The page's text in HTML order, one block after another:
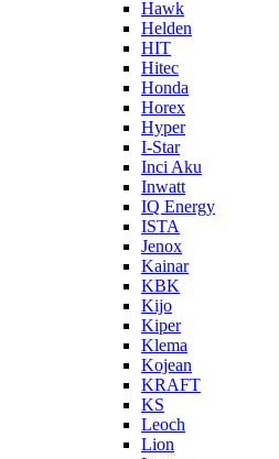
Hawk
Helden
HIT
Hitec
Honda
Horex
Hyper
I-Star
Inci Aku
Inwatt
IQ Energy
ISTA
Jenox
Kainar
KBK
Kijo
Kiper
Klema
Kojean
KRAFT
KS
Leoch
Lion